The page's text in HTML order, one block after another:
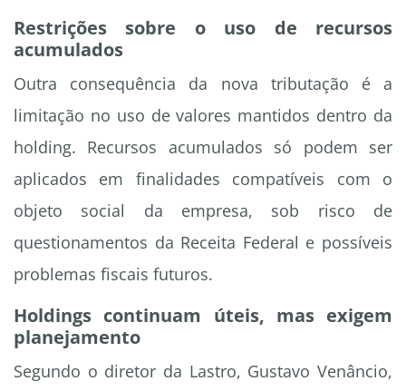
Restrições sobre o uso de recursos
acumulados
Outra consequência da nova tributação é a
limitação no uso de valores mantidos dentro da
holding. Recursos acumulados só podem ser
aplicados em finalidades compatíveis com o
objeto social da empresa, sob risco de
questionamentos da Receita Federal e possíveis
problemas fiscais futuros.
Holdings continuam úteis, mas exigem
planejamento
Segundo o diretor da Lastro, Gustavo Venâncio,